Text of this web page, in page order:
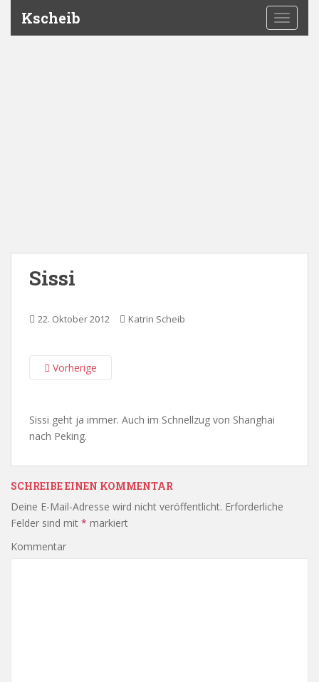
Kscheib
Sissi
22. Oktober 2012 Katrin Scheib
Vorherige
Sissi geht ja immer. Auch im Schnellzug von Shanghai
nach Peking.
SCHREIBE EINEN KOMMENTAR
Deine E-Mail-Adresse wird nicht veröffentlicht. Erforderliche
Felder sind mit * markiert
Kommentar